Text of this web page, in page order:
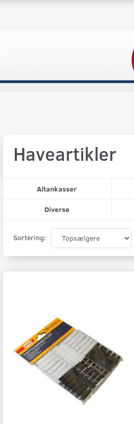
Haveartikler
Altankasser
Diverse
Sortering: